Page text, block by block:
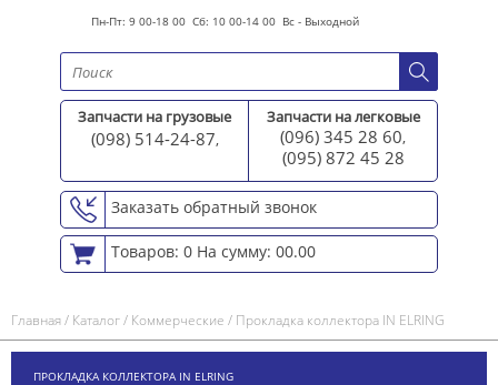
Пн-Пт: 9 00-18 00 Сб: 10 00-14 00 Вс - Выходной
Запчасти на грузовые
(098) 514-24-87,
Запчасти на легковые
(096) 345 28 60,
(095) 872 45 28
Заказать обратный звонок
Товаров: 0 На сумму: 00.00
Главная/ Каталог/ Коммерческие / Прокладка коллектора IN ELRING
ПРОКЛАДКА КОЛЛЕКТОРА IN ELRING